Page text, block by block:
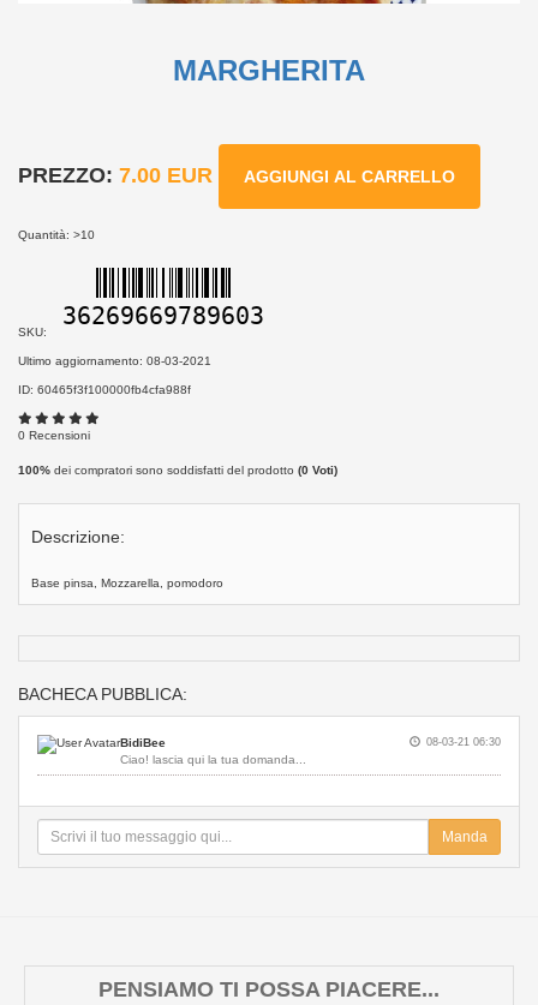
MARGHERITA
PREZZO: 7.00 EUR AGGIUNGI AL CARRELLO
Quantità: >10
SKU:
36269669789603
Ultimo aggiornamento: 08-03-2021
ID: 60465f3f100000fb4cfa988f
0 Recensioni
100% dei compratori sono soddisfatti del prodotto (0 Voti)
Descrizione:
Base pinsa, Mozzarella, pomodoro
BACHECA PUBBLICA:
BidiBee 08-03-21 06:30
Ciao! lascia qui la tua domanda...
Manda
PENSIAMO TI POSSA PIACERE...